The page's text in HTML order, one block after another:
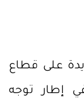
على قطاع
إطار توجه